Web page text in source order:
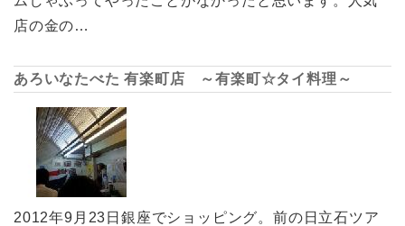
店の金の…
あろいなたべた 有楽町店 ～有楽町☆タイ料理～
2012年9月23日銀座でショッピング。前の日立石ツア